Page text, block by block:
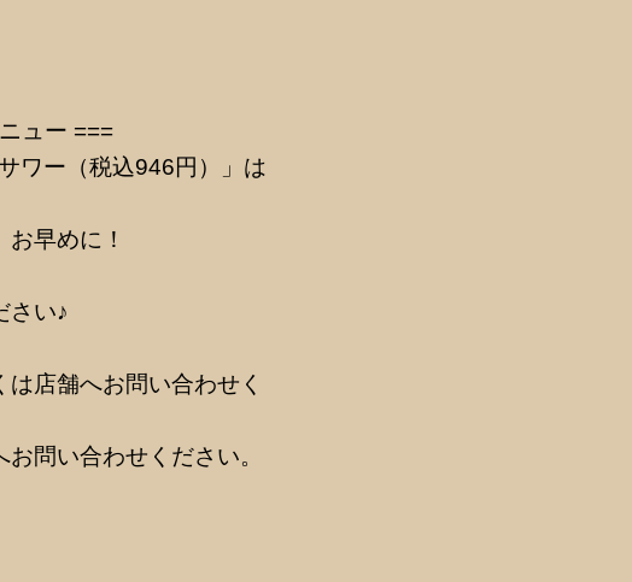
ュー ===
ワー（税込946円）」は
早めに！
さい♪
店舗へお問い合わせく
問い合わせください。